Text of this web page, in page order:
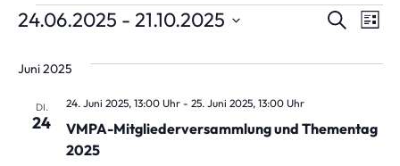
Suche
SucheListe
24.06.2025 - 21.10.2025
Juni 2025
DI.
24
VMPA-Mitgliederversammlung und Thementag
2025
24. Juni 2025, 13:00 Uhr- 25. Juni 2025, 13:00 Uhr